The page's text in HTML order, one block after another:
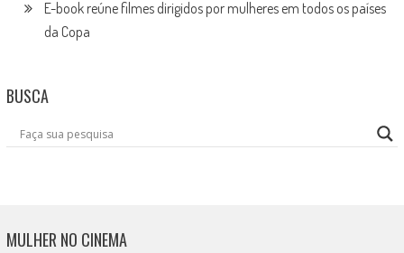
E-book reúne filmes dirigidos por mulheres em todos os países
da Copa
BUSCA
MULHER NO CINEMA